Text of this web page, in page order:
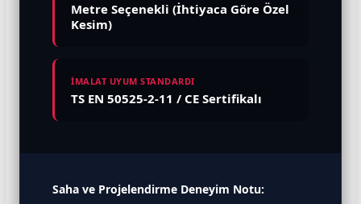
Metre Seçenekli (İhtiyaca Göre Özel
Kesim)
İMALAT UYUM STANDARDI
TS EN 50525-2-11 / CE Sertifikalı
Saha ve Projelendirme Deneyim Notu: